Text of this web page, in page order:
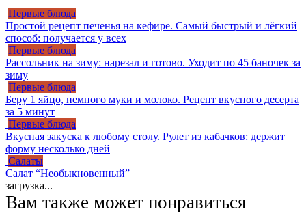
Первые блюда
Простой рецепт печенья на кефире. Самый быстрый и лёгкий
способ: получается у всех
Первые блюда
Рассольник на зиму: нарезал и готово. Уходит по 45 баночек за
зиму
Первые блюда
Беру 1 яйцо, немного муки и молоко. Рецепт вкусного десерта
за 5 минут
Первые блюда
Вкусная закуска к любому столу. Рулет из кабачков: держит
форму несколько дней
Салаты
Салат “Необыкновенный”
загрузка...
Вам также может понравиться